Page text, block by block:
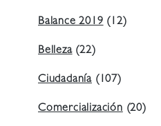
Balance 2019(12)
Belleza(22)
Ciudadanía (107)
Comercialización(20)